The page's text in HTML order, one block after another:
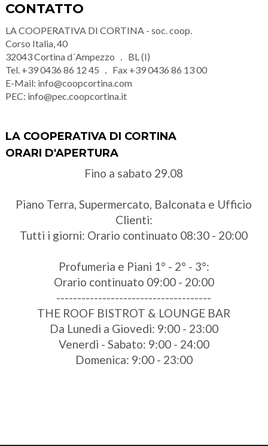
CONTATTO
LA COOPERATIVA DI CORTINA - soc. coop.
Corso Italia, 40
32043Cortina d´Ampezzo
BL (I)
Tel. +39 0436 86 12 45 Fax +39 0436 86 13 00
E-Mail: info@coopcortina.com
PEC: info@pec.coopcortina.it
LA COOPERATIVA DI CORTINA
ORARI D'APERTURA
Fino a sabato 29.08
Piano Terra, Supermercato, Balconata e Ufficio
Clienti:
Tutti i giorni: Orario continuato 08:30 - 20:00
Profumeria e Piani 1° - 2° - 3°:
Orario continuato 09:00 - 20:00
-------------------------------------
THE ROOF BISTROT & LOUNGE BAR
Da Lunedì a Giovedì: 9:00 - 23:00
Venerdì - Sabato: 9:00 - 24:00
Domenica: 9:00 - 23:00